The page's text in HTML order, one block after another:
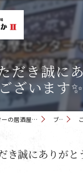
だき誠に
ざいます✨
多摩市多摩センターの居酒屋 せからしか 多摩センター店 ブログ
き誠にありがと